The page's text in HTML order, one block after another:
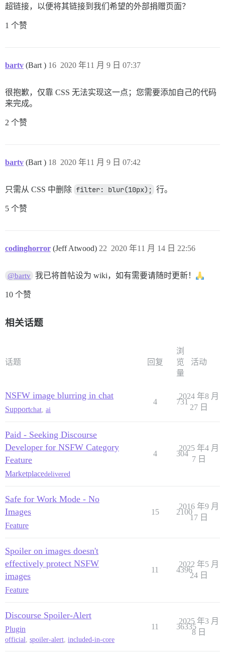
	.topic-body .cooked iframe,
	.topic-thumbnail img {
	.topic-body .cooked a.lightbox:before,
	    display:none;
	    content: none;
	}
超链接，以便将其链接到我们希望的外部捐赠页面？
1 个赞
bartv (Bart ) 2020 年11 月 9 日 07:37
16
很抱歉，仅靠 CSS 无法实现这一点；您需要添加自己的代码
来完成。
2 个赞
bartv (Bart ) 2020 年11 月 9 日 07:42
18
只需从 CSS 中删除 filter: blur(10px); 行。
5 个赞
codinghorror (Jeff Atwood) 2020 年11 月 14 日 22:56
22
@bartv 我已将首帖设为 wiki，如有需要请随时更新！
10 个赞
相关话题
话题 回复
浏
览
量
活动
NSFW image blurring in chat
Supportchat ai
4 731
2024 年8 月
27 日
Paid - Seeking Discourse
Developer for NSFW Category
Feature
Marketplacedelivered
4 304
2025 年4 月
7 日
Safe for Work Mode - No
Images
Feature
15 2100
2016 年9 月
17 日
Spoiler on images doesn't
effectively protect NSFW
images
Feature
11 4396
2022 年5 月
24 日
Discourse Spoiler-Alert
Plugin
official, spoiler-alert, included-in-core
11 36335
2025 年3 月
8 日